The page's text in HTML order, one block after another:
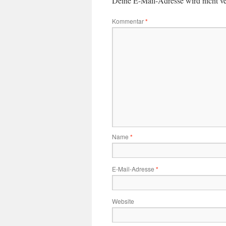
Kommentar*
Name *
E-Mail-Adresse *
Website